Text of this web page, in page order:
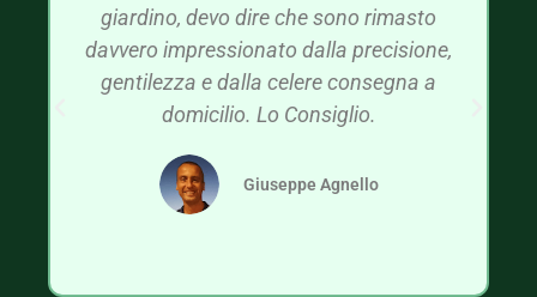
giardino, devo dire che sono rimasto
davvero impressionato dalla precisione,
gentilezza e dalla celere consegna a
domicilio. Lo Consiglio.
Giuseppe Agnello